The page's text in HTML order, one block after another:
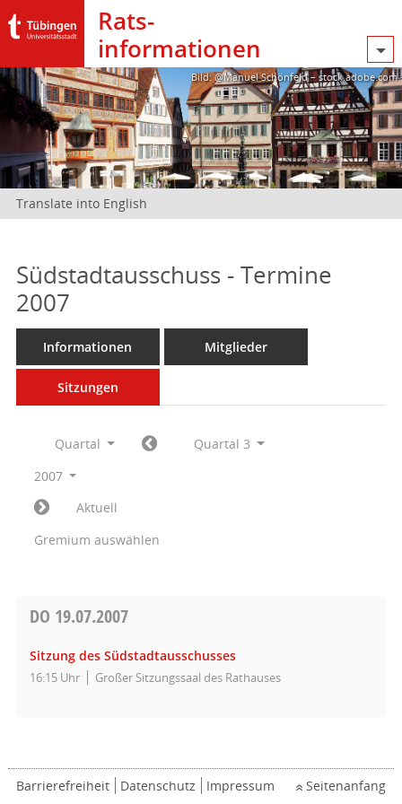
Rats­
informationen
Bild: @Manuel Schönfeld – stock.adobe.com
Translate into English
Südstadtausschuss - Termine
2007
Informationen Mitglieder
Sitzungen
Quartal
Quartal 3
2007
Aktuell
Gremium auswählen
DO 19.07.2007
Sitzung des Südstadtausschusses
16:15 Uhr Großer Sitzungssaal des Rathauses
Barrierefreiheit Datenschutz Impressum Seitenanfang